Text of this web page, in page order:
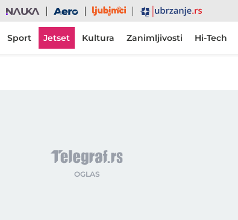
Nauka Aero Ljubimci Ubrzanje
Sport Jetset Kultura Zanimljivosti Hi-Tech